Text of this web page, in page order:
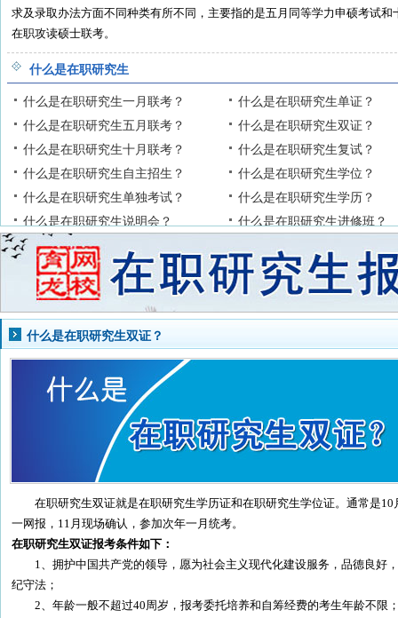
求及录取办法方面不同种类有所不同，主要指的是五月同等学力申硕考试和
在职攻读硕士联考。
什么是在职研究生
什么是在职研究生一月联考？
什么是在职研究生单证？
什么是在职研究生五月联考？
什么是在职研究生双证？
什么是在职研究生十月联考？
什么是在职研究生复试？
什么是在职研究生自主招生？
什么是在职研究生学位？
什么是在职研究生单独考试？
什么是在职研究生学历？
什么是在职研究生说明会？
什么是在职研究生进修班？
什么是在职研究生双证？
在职研究生双证就是在职研究生学历证和在职研究生学位证。通常是10
一网报，11月现场确认，参加次年一月统考。
在职研究生双证报考条件如下：
1、拥护中国共产党的领导，愿为社会主义现代化建设服务，品德良好
纪守法；
2、年龄一般不超过40周岁，报考委托培养和自筹经费的考生年龄不限